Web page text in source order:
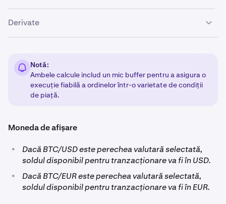
Pe piețele spot, suma disponibilă pentru tranzacționare
levierul pieței.
Derivate
pentru tranzacționare este calculată prin înmulțirea
prețuluicu
aveți voie să o plasați.
Notă:
Ambele calcule includ un mic buffer pentru a asigura o
execuție fiabilă a ordinelor într-o varietate de condiții
de piață.
Moneda de afișare
•
Dacă BTC/USD este perechea valutară selectată,
soldul disponibil pentru tranzacționare va fi în USD.
•
Dacă BTC/EUR este perechea valutară selectată,
soldul disponibil pentru tranzacționare va fi în EUR.